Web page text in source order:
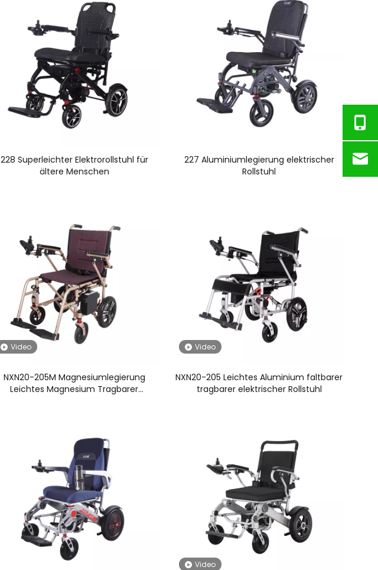
228 Superleichter Elektrorollstuhl für
ältere Menschen
227 Aluminiumlegierung elektrischer
Rollstuhl
Video
NXN20-205M Magnesiumlegierung
Leichtes Magnesium Tragbarer
Video
NXN20-205 Leichtes Aluminium faltbarer
tragbarer elektrischer Rollstuhl
Video